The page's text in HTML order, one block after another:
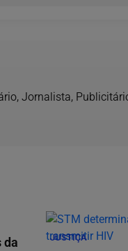
Jornalista,
da
JUSTIÇA